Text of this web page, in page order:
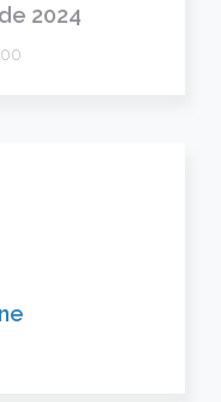
2024